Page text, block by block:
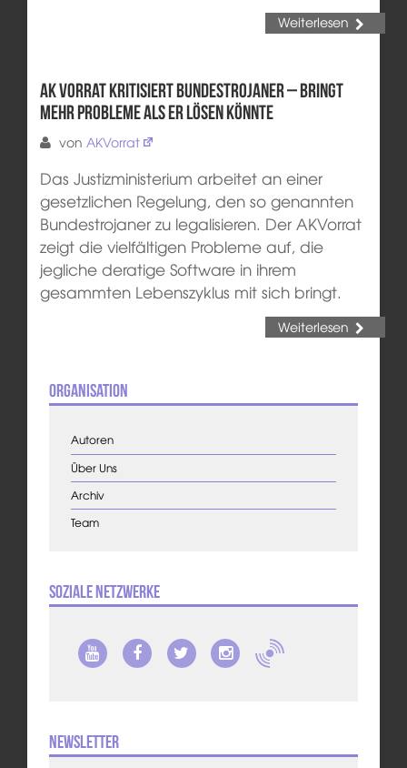
Weiterlesen
AK Vorrat kritisiert Bundestrojaner – bringt
mehr Probleme als er lösen könnte
von AKVorrat
Das Justizministerium arbeitet an einer
gesetzlichen Regelung, den so genannten
Bundestrojaner zu legalisieren. Der AKVorrat
zeigt die vielfältigen Probleme auf, die
jegliche deratige Software in ihrem
gesammten Lebenszyklus mit sich bringt.
Weiterlesen
Organisation
Autoren
Über Uns
Archiv
Team
Soziale Netzwerke
Newsletter